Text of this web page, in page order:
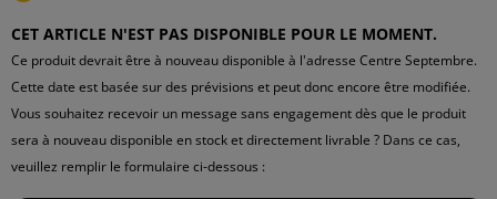
CET ARTICLE N'EST PAS DISPONIBLE POUR LE MOMENT.
Ce produit devrait être à nouveau disponible à l'adresse Centre Septembre.
Cette date est basée sur des prévisions et peut donc encore être modifiée.
Vous souhaitez recevoir un message sans engagement dès que le produit
sera à nouveau disponible en stock et directement livrable ? Dans ce cas,
veuillez remplir le formulaire ci-dessous :